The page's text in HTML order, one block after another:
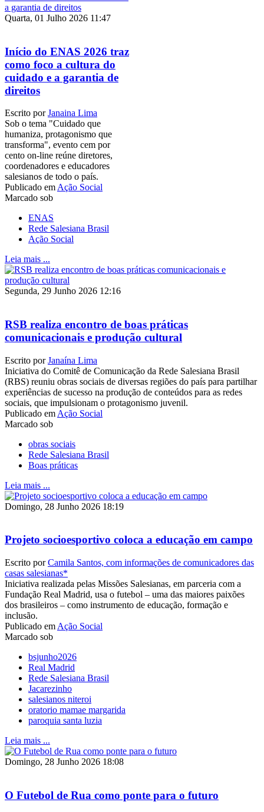
Quarta, 01 Julho 2026 11:47
Início do ENAS 2026 traz
como foco a cultura do
cuidado e a garantia de
direitos
Escrito porJanaina Lima
Sob o tema "Cuidado que
humaniza, protagonismo que
transforma", evento cem por
cento on-line reúne diretores,
coordenadores e educadores
salesianos de todo o país.
Publicado em Ação Social
Marcado sob
ENAS
Rede Salesiana Brasil
Ação Social
Leia mais ...
Segunda, 29 Junho 2026 12:16
RSB realiza encontro de boas práticas
comunicacionais e produção cultural
Escrito porJanaína Lima
Iniciativa do Comitê de Comunicação da Rede Salesiana Brasil
(RBS) reuniu obras sociais de diversas regiões do país para partilhar
experiências de sucesso na produção de conteúdos para as redes
sociais, que impulsionam o protagonismo juvenil.
Publicado em Ação Social
Marcado sob
obras sociais
Rede Salesiana Brasil
Boas práticas
Leia mais ...
Domingo, 28 Junho 2026 18:19
Projeto socioesportivo coloca a educação em campo
Escrito porCamila Santos, com informações de comunicadores das
casas salesianas*
Iniciativa realizada pelas Missões Salesianas, em parceria com a
Fundação Real Madrid, usa o futebol – uma das maiores paixões
dos brasileiros – como instrumento de educação, formação e
inclusão.
Publicado em Ação Social
Marcado sob
bsjunho2026
Real Madrid
Rede Salesiana Brasil
Jacarezinho
salesianos niteroi
oratorio mamae margarida
paroquia santa luzia
Leia mais ...
Domingo, 28 Junho 2026 18:08
O Futebol de Rua como ponte para o futuro